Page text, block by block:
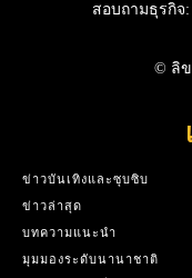
สอบถามธุรกิจ:
© ลิข
ข่าวบันเทิงและซุบซิบ
ข่าวล่าสุด
บทความแนะนำ
มุมมองระดับนานาชาติ